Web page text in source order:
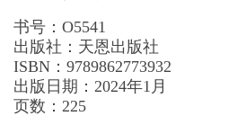
书号：O5541
出版社：天恩出版社
ISBN：9789862773932
出版日期：2024年1月
页数：225